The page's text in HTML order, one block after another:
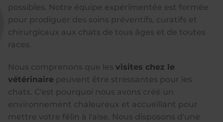
possibles. Notre équipe expérimentée est formée
pour prodiguer des soins préventifs, curatifs et
chirurgicaux aux chats de tous âges et de toutes
races.
Nous comprenons que les visites chez le
vétérinaire peuvent être stressantes pour les
chats. C'est pourquoi nous avons créé un
environnement chaleureux et accueillant pour
mettre votre félin à l'aise. Nous disposons d'une